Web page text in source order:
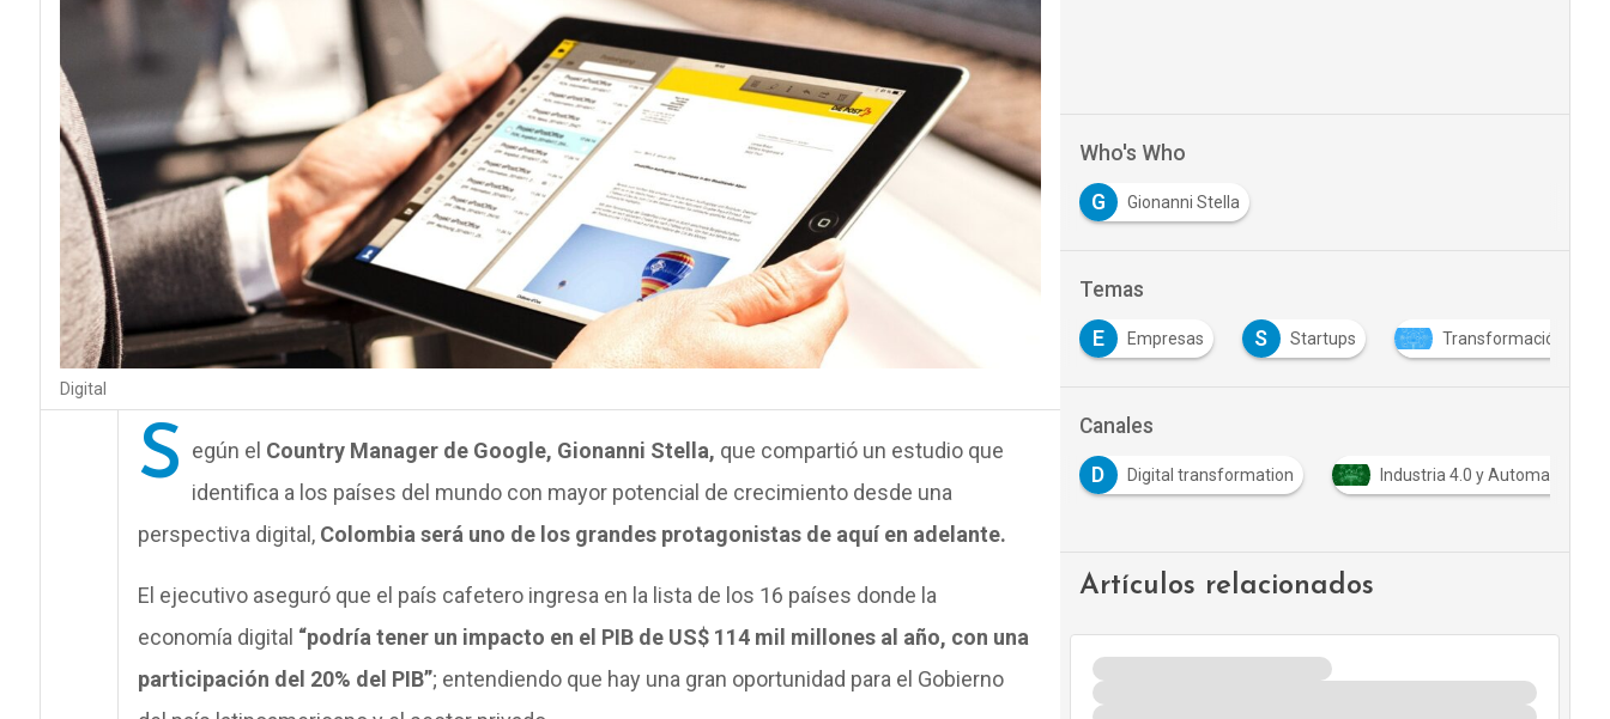
Digital
S egún el Country Manager de Google, Gionanni Stella, que compartió un estudio que
identifica a los países del mundo con mayor potencial de crecimiento desde una
perspectiva digital, Colombia será uno de los grandes protagonistas de aquí en adelante.
El ejecutivo aseguró que el país cafetero ingresa en la lista de los 16 países donde la
economía digital “podría tener un impacto en el PIB de US$ 114 mil millones al año, con una
participación del 20% del PIB”; entendiendo que hay una gran oportunidad para el Gobierno
Who's Who
G Gionanni Stella
Temas
C E Empresas S Startups Transformación
Canales
D Digital transformation Industria 4.0 y Automatización
Artículos relacionados